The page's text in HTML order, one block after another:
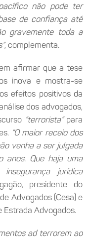
não pode ter
de confiança até
gravemente toda a
, complementa.
afirmar que a tese
inova e mostra-se
efeitos positivos da
dos advogados,
“terrorista”para
“O maior receio dos
venha a ser julgada
Que haja uma
jurídica
presidente do
Advogados (Cesa) e
Estrada Advogados.
ad terrorem ao